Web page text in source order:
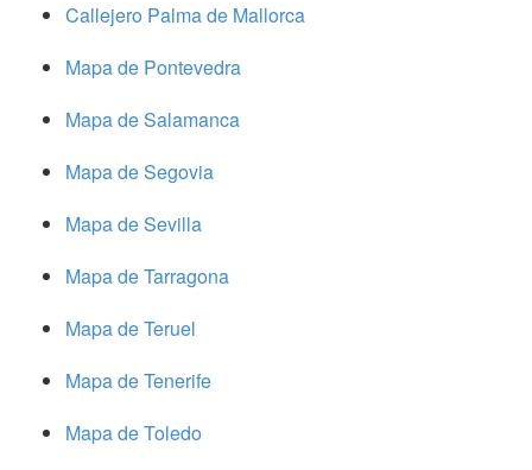
Callejero Palma de Mallorca
Mapa de Pontevedra
Mapa de Salamanca
Mapa de Segovia
Mapa de Sevilla
Mapa de Tarragona
Mapa de Teruel
Mapa de Tenerife
Mapa de Toledo